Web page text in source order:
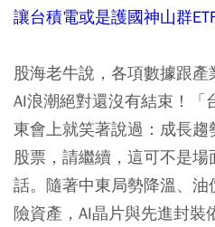
讓台積電或是護國神山群
股海老牛說，各項數據跟
AI浪潮絕對還沒有結束！「
東會上就笑著說過：成長
股票，請繼續，這可不是
話。隨著中東局勢降溫、
險資產，AI晶片與先進封裝